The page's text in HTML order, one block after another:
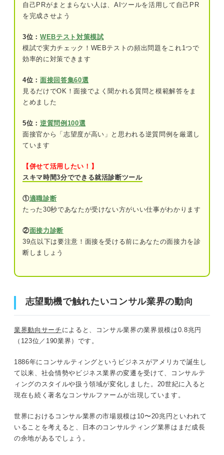
③企業に貢献する具体的なイメージ
【大手内定者の例文付き】コンサル業界の志望動機
例文
PwCコンサルティング内定者の例文
アビームコンサルティング内定者の例文
志望理由別の志望動機例文
コンサルの種類別の志望動機例文
コンサル業界の志望動機のNG例
好待遇な労働条件を魅力に感じる
に回答！
どんな志望理由が多いですか？
どんな人が求められますか？
機で選考を突破しよう！
自己PRがまとまらない人は、AIツールを活用して自己PR
を完成させよう
3位： WEBテスト対策模試
模試で実力チェック！WEBテストの頻出問題をこれ1つで
効率的に対策できます
4位： 面接回答集60選
見るだけでOK！面接でよく聞かれる質問と模範解答をま
とめました
5位： 逆質問例100選
面接官から「志望度が高い」と思われる逆質問例を厳選し
ています
【併せて活用したい！】
スキマ時間3分でできる就活診断ツール
①適職診断
たった30秒であなたが受けない方がいい仕事がわかります
②面接力診断
39点以下は要注意！面接を受ける前にあなたの面接力を診
断しましょう
志望動機で触れたいコンサル業界の動向
業界動向サーチ によると、コンサル業界の業界規模は0.8兆円
（123位／190業界）です。
1886年にコンサルティングというビジネスがアメリカで誕生し
て以来、社会情勢やビジネス業界の変遷を受けて、コンサルテ
ィングのスタイルや扱う領域が変化しました。20世紀に入ると
現在も続く著名なコンサルファームが出現しています。
世界におけるコンサル業界の市場規模は10〜20兆円といわれて
いることを考えると、日本のコンサルティング業界はまだ成長
の余地があるでしょう。
企業の業績回復に伴い堅調な推移
コンサル業界の志望動機の伝え方
②その企業を志望する理由